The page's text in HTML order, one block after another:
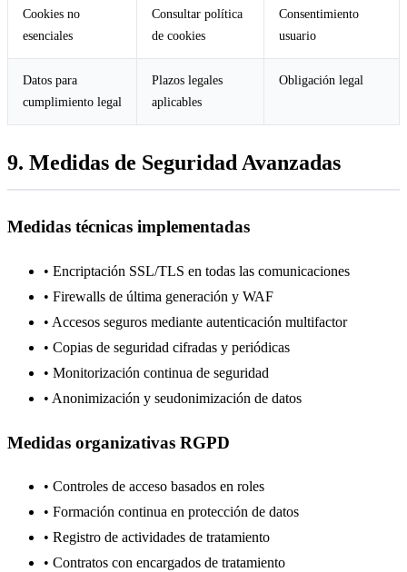
Cookies no
esenciales
Consultar política
de cookies
Consentimiento
usuario
Datos para
cumplimiento legal
Plazos legales
aplicables
Obligación legal
9. Medidas de Seguridad Avanzadas
Medidas técnicas implementadas
• Encriptación SSL/TLS en todas las comunicaciones
• Firewalls de última generación y WAF
• Accesos seguros mediante autenticación multifactor
• Copias de seguridad cifradas y periódicas
• Monitorización continua de seguridad
• Anonimización y seudonimización de datos
Medidas organizativas RGPD
• Controles de acceso basados en roles
• Formación continua en protección de datos
• Registro de actividades de tratamiento
• Contratos con encargados de tratamiento